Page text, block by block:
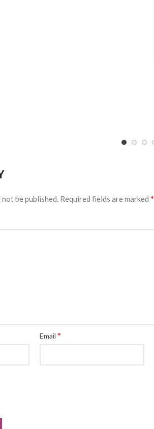
be published. Required fields are marked *
Email *